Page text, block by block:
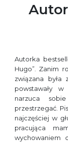
Autorka
Hugo”. Zanim
związana
powstawały
narzuca
przestrzegać.
najczęściej w
pracująca
wychowaniem